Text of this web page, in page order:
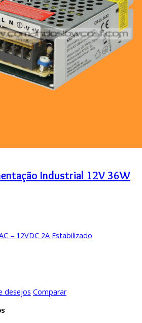
Industrial 12V 36W
– 12VDC 2A Estabilizado
desejos Comparar